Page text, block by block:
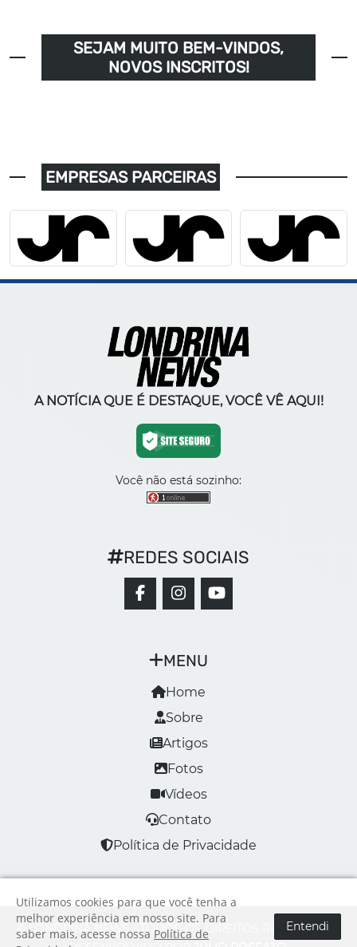
SEJAM MUITO BEM-VINDOS,
NOVOS INSCRITOS!
EMPRESAS PARCEIRAS
A NOTÍCIA QUE É DESTAQUE, VOCÊ VÊ AQUI!
Você não está sozinho:
MENU
Home
Sobre
Artigos
Fotos
Vídeos
Contato
Política de Privacidade
REDES SOCIAIS
© LONDRINA NEWS | TODOS OS DIREITOS RESERVADOS
Utilizamos cookies para que você tenha a
melhor experiência em nosso site. Para
saber mais, acesse nossa Política de
Entendi